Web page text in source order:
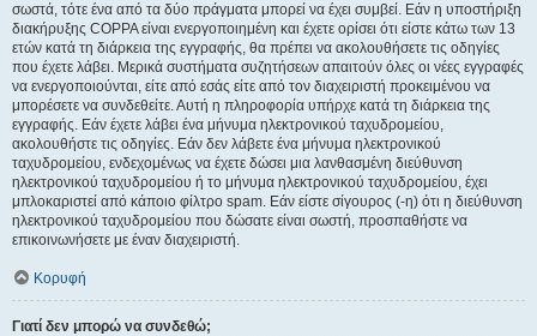
σωστά, τότε ένα από τα δύο πράγματα μπορεί να έχει συμβεί. Εάν η υποστήριξη
διακήρυξης COPPA είναι ενεργοποιημένη και έχετε ορίσει ότι είστε κάτω των 13
ετών κατά τη διάρκεια της εγγραφής, θα πρέπει να ακολουθήσετε τις οδηγίες
που έχετε λάβει. Μερικά συστήματα συζητήσεων απαιτούν όλες οι νέες εγγραφές
να ενεργοποιούνται, είτε από εσάς είτε από τον διαχειριστή προκειμένου να
μπορέσετε να συνδεθείτε. Αυτή η πληροφορία υπήρχε κατά τη διάρκεια της
εγγραφής. Εάν έχετε λάβει ένα μήνυμα ηλεκτρονικού ταχυδρομείου,
ακολουθήστε τις οδηγίες. Εάν δεν λάβετε ένα μήνυμα ηλεκτρονικού
ταχυδρομείου, ενδεχομένως να έχετε δώσει μια λανθασμένη διεύθυνση
ηλεκτρονικού ταχυδρομείου ή το μήνυμα ηλεκτρονικού ταχυδρομείου, έχει
μπλοκαριστεί από κάποιο φίλτρο spam. Εάν είστε σίγουρος (-η) ότι η διεύθυνση
ηλεκτρονικού ταχυδρομείου που δώσατε είναι σωστή, προσπαθήστε να
επικοινωνήσετε με έναν διαχειριστή.
Κορυφή
Γιατί δεν μπορώ να συνδεθώ;